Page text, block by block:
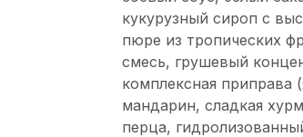
кукурузный сироп с
пюре из тропических
смесь, грушевый
комплексная приправа
мандарин, сладкая
перца,